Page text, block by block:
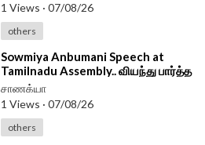
1 Views · 07/08/26
others
⁣Sowmiya Anbumani Speech at
Tamilnadu Assembly.. வியந்து பார்த்த
CM Vijay | PMK | TVK
சாணக்யா
1 Views · 07/08/26
others